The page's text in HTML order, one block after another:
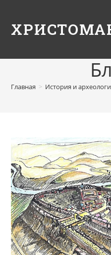
Главная > История и